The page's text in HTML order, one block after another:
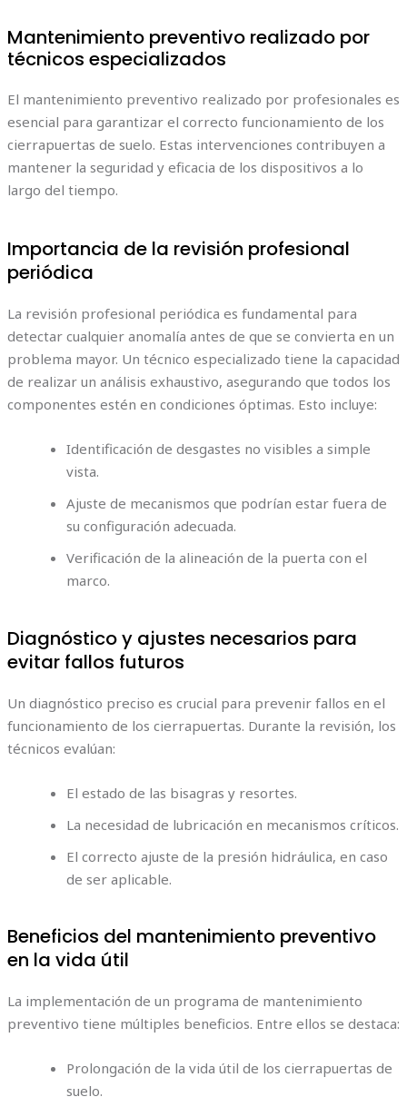
Mantenimiento preventivo realizado por
técnicos especializados
El mantenimiento preventivo realizado por profesionales es
esencial para garantizar el correcto funcionamiento de los
cierrapuertas de suelo. Estas intervenciones contribuyen a
mantener la seguridad y eficacia de los dispositivos a lo
largo del tiempo.
Importancia de la revisión profesional
periódica
La revisión profesional periódica es fundamental para
detectar cualquier anomalía antes de que se convierta en un
problema mayor. Un técnico especializado tiene la capacidad
de realizar un análisis exhaustivo, asegurando que todos los
componentes estén en condiciones óptimas. Esto incluye:
Identificación de desgastes no visibles a simple
vista.
Ajuste de mecanismos que podrían estar fuera de
su configuración adecuada.
Verificación de la alineación de la puerta con el
marco.
Diagnóstico y ajustes necesarios para
evitar fallos futuros
Un diagnóstico preciso es crucial para prevenir fallos en el
funcionamiento de los cierrapuertas. Durante la revisión, los
técnicos evalúan:
El estado de las bisagras y resortes.
La necesidad de lubricación en mecanismos críticos.
El correcto ajuste de la presión hidráulica, en caso
de ser aplicable.
Beneficios del mantenimiento preventivo
en la vida útil
La implementación de un programa de mantenimiento
preventivo tiene múltiples beneficios. Entre ellos se destaca:
Prolongación de la vida útil de los cierrapuertas de
suelo.